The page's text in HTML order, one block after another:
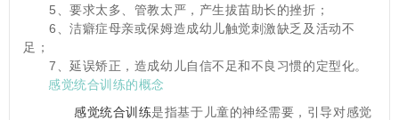
5、要求太多、管教太严，产生拔苗助长的挫折；
6、洁癖症母亲或保姆造成幼儿触觉刺激缺乏及活动不
足；
7、延误矫正，造成幼儿自信不足和不良习惯的定型化。
感觉统合训练的概念
感觉统合训练是指基于儿童的神经需要，引导对感觉